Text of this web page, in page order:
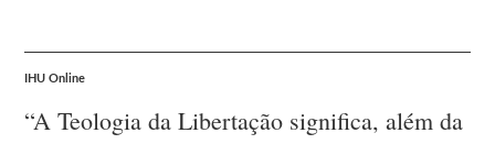
IHU Online
“A Teologia da Libertação significa, além da